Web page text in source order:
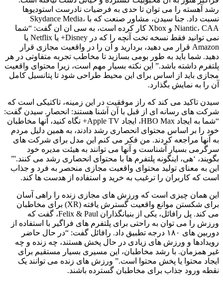
رشد آهسته را می توان تا حدی به فرضیات نادرست استودیوها
نسبت داد. جنا سیدن، مشاور صنعت که با Skydance Media،
Niantic، CAA و Xbox کار کرده است، به سی ان ان گفت: “شما
نمی توانید فقط نسخه تخت آنچه را که در Disney+ یا Netflix یا
Amazon قرار می دهید، بردارید و آن را در واقعیت مجازی قرار
دهید. شما باید به طور بومی بسازید تا مخاطب تجربه متفاوتی در هر
پلتفرم داشته باشد.” این نکته بسیار مهم است، زیرا محتوای واقعیت
مجازی باید از اساس برای این محیط طراحی شود تا پتانسیل کامل
آن را به نمایش بگذارد.
سیدن تاکید می کند که راز موفقیت در این زمینه، تاکتیکی است که
شرکت های رسانه ای از قبل با آن آشنا هستند: انحصار. سیدن گفت:
“شما به ایجاد HBO Max، ایجاد Apple TV+ نگاه کنید، آنها مخاطبان
خود را بر اساس محتوای انحصاری رشد دادند، به همین دلیل مردم
به آنها مراجعه کردند. من فکر می کنم این مدل برای شرکت های
سرگرمی بسیار آشناست و آنها می توانند به هیئت مدیره خود
بگویند، ‘هی، اینگونه پلتفرم ها با محتوای انحصاری رشد می کنند.'”
این به معنای تولید محتوای واقعیت مجازی منحصر به فرد و جذاب
است که کاربران را ترغیب به خرید و استفاده از هدست ها کند.
این همان چیزی است که ورزش های مجازی زنده را راهی آسان
برای شکستن موانع واقعیت گسترش یافته (XR) برای مخاطبان
می کند. پل رافائل، یکی از بنیانگذاران Felix & Paul، گفت که
ورزش را می توان به راحتی برای پلتفرم های فراگیر با استفاده از
دوربین های ۱۸۰ درجه تطبیق داد. رافائل گفت: “در حال حاضر
رویدادها و ورزش های زیادی در حال پخش هستند، چه زنده و چه
غیر همزمان. با رشد مخاطبان، این مسیری بسیار مستقیم برای
ایجاد محتوا یا پخش محتوا است.” ورزش های زنده می توانند یک
نقطه ورود جذاب برای مخاطبان گسترده باشند.